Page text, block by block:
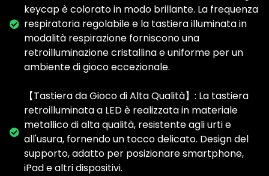
keycap è colorato in modo brillante. La frequenza
respiratoria regolabile e la tastiera illuminata in
modalità respirazione forniscono una
retroilluminazione cristallina e uniforme per un
ambiente di gioco eccezionale.
【Tastiera da Gioco di Alta Qualità】: La tastiera
retroilluminata a LED è realizzata in materiale
metallico di alta qualità, resistente agli urti e
all'usura, fornendo un tocco delicato. Design del
supporto, adatto per posizionare smartphone,
iPad e altri dispositivi.